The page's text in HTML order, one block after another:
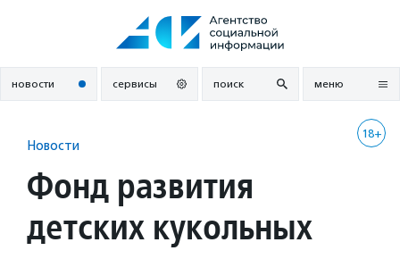
новости сервисы поиск меню
18+
Новости
Фонд развития
детских кукольных